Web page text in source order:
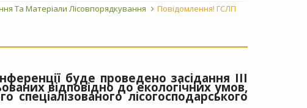
Та Матеріали Лісовпорядкування
Повідомлення! ГСЛП
буде проведено засідання ІІІ
відповідно до екологічних умов,
лісогосподарського